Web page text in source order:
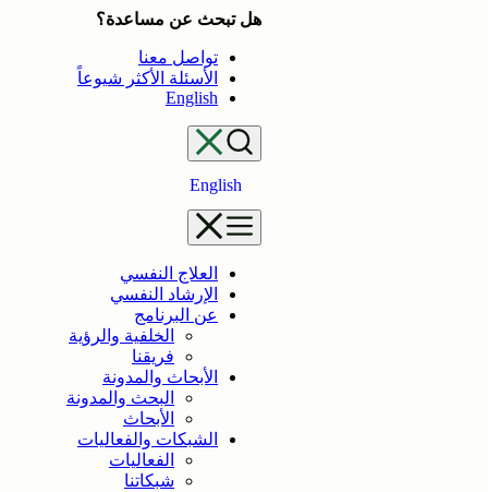
هل تبحث عن مساعدة؟
تواصل معنا
الأسئلة الأكثر شيوعاً
English
English
العلاج النفسي
الإرشاد النفسي
عن البرنامج
الخلفية والرؤية
فريقنا
الأبحاث والمدونة
البحث والمدونة
الأبحاث
الشبكات والفعاليات
الفعاليات
شبكاتنا